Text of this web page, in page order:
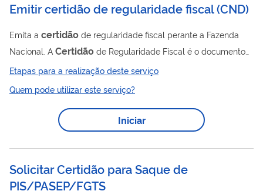
Emitir certidão de regularidade fiscal(CND)
Emita a certidão de regularidade fiscal perante a Fazenda
Nacional. A Certidão de Regularidade Fiscal é o documento
que comprova a situação fiscal do contribuinte perante a
Receita Federal do Brasil (RFB) e a Procuradoria-Geral da
Fazenda Nacional (PGFN). Também conhecida como
Conjunta, ela informa se há ou não pendências relativas a
débitos tributários federais e à Dívida Ativa da União, inclusive
Etapas para a realização deste serviço
Quem pode utilizar este serviço?
Iniciar
Solicitar Certidão para Saque de
PIS/PASEP/FGTS